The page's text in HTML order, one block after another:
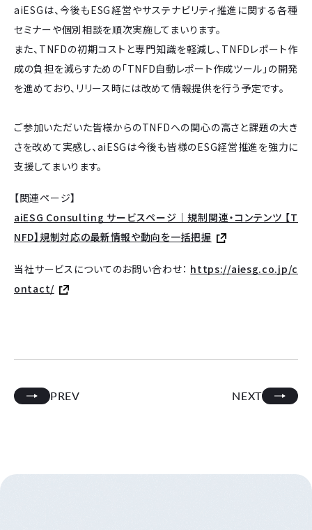
aiESGは、今後もESG経営やサステナビリティ推進に関する各種
セミナーや個別相談を順次実施してまいります。
また、TNFDの初期コストと専門知識を軽減し、TNFDレポート作
成の負担を減らすための「TNFD自動レポート作成ツール」の開発
を進めており、リリース時には改めて情報提供を行う予定です。
ご参加いただいた皆様からのTNFDへの関心の高さと課題の大き
さを改めて実感し、aiESGは今後も皆様のESG経営推進を強力に
支援してまいります。
【関連ページ】
aiESG Consulting サービスページ｜規制関連・コンテンツ 【T
NFD】規制対応の最新情報や動向を一括把握
当社サービスについてのお問い合わせ： https://aiesg.co.jp/c
ontact/
PREV NEXT